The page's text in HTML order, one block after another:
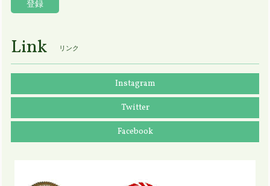
登録
Link リンク
Instagram
Twitter
Facebook